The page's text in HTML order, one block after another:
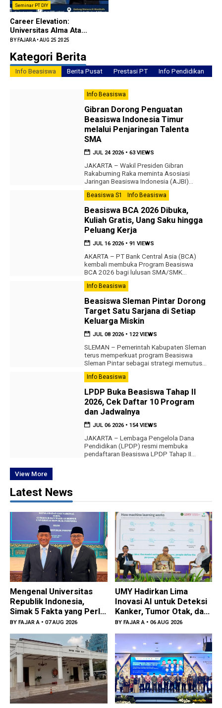
Seminar PT DIY
Career Elevation:
Universitas Alma Ata
Siapkan Calon Wisudawan
BY FAJAR A •AUG 25 2025
Kategori Berita
Info Beasiswa Berita Pusat Prestasi PT Info Pendidikan
Info Beasiswa
Gibran Dorong Penguatan
Beasiswa Indonesia Timur
melalui Penjaringan Talenta
SMA
JUL 24 2026 • 63 VIEWS
JAKARTA – Wakil Presiden Gibran
Rakabuming Raka meminta Asosiasi
Jaringan Beasiswa Indonesia (AJBI)
memperkuat ekosistem beasiswa bagi
pengembangan sumber daya manusia
Penguatan tersebut diharapkan mampu
memperluas pemerataan akses
pendidikan sekaligus menyiapkan talenta
yang sesuai dengan kebutuhan
pembangunan daerah. Penjaringan Talenta
Dimulai Sejak SMA Arahan tersebut
disampaikan Gibran saat menerima
audiensi […]
Beasiswa S1 Info Beasiswa
Beasiswa BCA 2026 Dibuka,
Kuliah Gratis, Uang Saku hingga
Peluang Kerja
JUL 16 2026 • 91 VIEWS
AKARTA – PT Bank Central Asia (BCA)
kembali membuka Program Beasiswa
BCA 2026 bagi lulusan SMA/SMK
sederajat. Program ini menawarkan
kesempatan kuliah gratis, uang saku
lengkap, hingga peluang berkarier di BCA
setelah menyelesaikan pendidikan.
Program beasiswa tersebut terdiri atas
Program Pendidikan Bisnis dan
Perbankan (PPBP) serta Program
Pendidikan Teknik Informatika […]
Info Beasiswa
Beasiswa Sleman Pintar Dorong
Target Satu Sarjana di Setiap
Keluarga Miskin
JUL 08 2026 • 122 VIEWS
SLEMAN – Pemerintah Kabupaten Sleman
terus memperkuat program Beasiswa
Sleman Pintar sebagai strategi memutus
rantai kemiskinan melalui pendidikan.
Program ini menargetkan terwujudnya
miskin di Kabupaten Sleman agar memiliki
kesempatan meningkatkan taraf hidup
melalui pendidikan tinggi. Bupati Sleman,
Harda Kiswaya, menegaskan bahwa
Beasiswa Sleman Pintar bukan sekadar
bantuan biaya kuliah, […]
Info Beasiswa
LPDP Buka Beasiswa Tahap II
2026, Cek Daftar 10 Program
dan Jadwalnya
JUL 06 2026 • 154 VIEWS
JAKARTA – Lembaga Pengelola Dana
Pendidikan (LPDP) resmi membuka
pendaftaran Beasiswa LPDP Tahap II
menjelaskan bahwa pembukaan beasiswa
tahap […]
View More
Latest News
Mengenal Universitas
Republik Indonesia,
Simak 5 Fakta yang Perlu
Diketahui
BY FAJAR A • 07 AUG 2026
UMY Hadirkan Lima
Inovasi AI untuk Deteksi
Kanker, Tumor Otak, dan
Penyakit Jantung
BY FAJAR A• 06 AUG 2026